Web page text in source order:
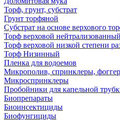
Торф, грунт, субстрат
Грунт торфяной
Субстрат на основе верхового
Торф верховой нейтрализованный
Торф верховой низкой степени
Торф Низинный
Пленка для водоемов
Микрополив, спринклеры,
Микроспринклеры
Пробойники для капельной
Биопрепараты
Биоинсектициды
Биофунгициды